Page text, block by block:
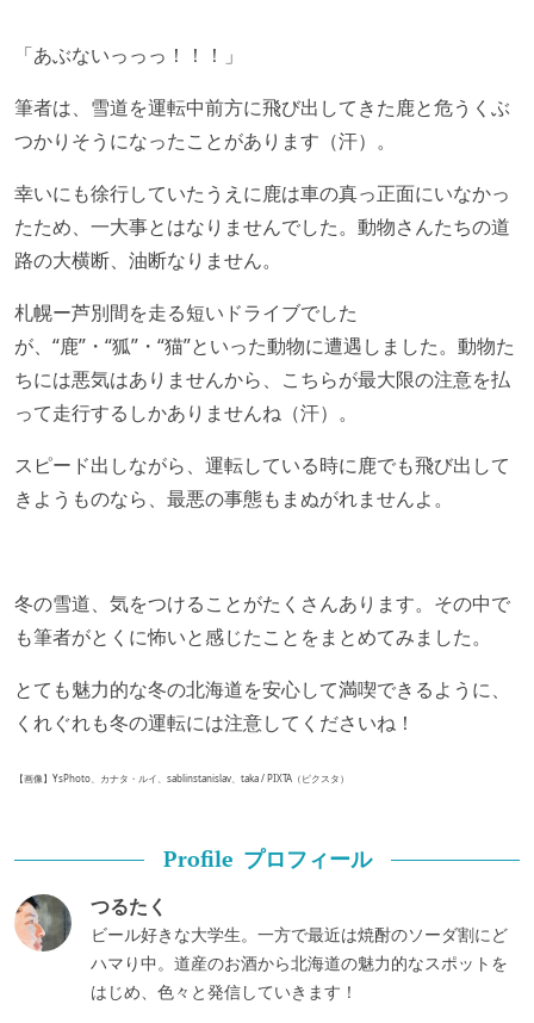
「あぶないっっっ！！！」
筆者は、雪道を運転中前方に飛び出してきた鹿と危うくぶ
つかりそうになったことがあります（汗）。
幸いにも徐行していたうえに鹿は車の真っ正面にいなかっ
たため、一大事とはなりませんでした。動物さんたちの道
路の大横断、油断なりません。
札幌ー芦別間を走る短いドライブでした
が、“鹿”・“狐”・“猫”といった動物に遭遇しました。動物た
ちには悪気はありませんから、こちらが最大限の注意を払
って走行するしかありませんね（汗）。
スピード出しながら、運転している時に鹿でも飛び出して
きようものなら、最悪の事態もまぬがれませんよ。
冬の雪道、気をつけることがたくさんあります。その中で
も筆者がとくに怖いと感じたことをまとめてみました。
とても魅力的な冬の北海道を安心して満喫できるように、
くれぐれも冬の運転には注意してくださいね！
【画像】YsPhoto、カナタ・ルイ、sablinstanislav、taka / PIXTA（ピクスタ）
Profile プロフィール
つるたく
ビール好きな大学生。一方で最近は焼酎のソーダ割にど
ハマり中。道産のお酒から北海道の魅力的なスポットを
はじめ、色々と発信していきます！